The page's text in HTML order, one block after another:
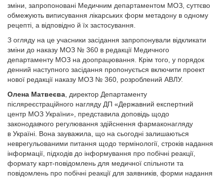
зміни, запропоновані Медичним департаментом МОЗ, суттєво
обмежують виписування лікарських форм метадону в одному
рецепті, а відповідно й їх застосування.
З огляду на це учасники засідання запропонували відкликати
зміни до наказу МОЗ № 360 в редакції Медичного
департаменту МОЗ на доопрацювання. Крім того, у порядок
денний наступного засідання пропонується включити проект
нової редакції наказу МОЗ № 360, розроблений АВЛУ.
Олена Матвеєва , директор Департаменту
післяреєстраційного нагляду ДП «Державний експертний
центр МОЗ України», представила доповідь щодо
законодавчого регулювання здійснення фармаконагляду
в Україні. Вона зауважила, що на сьогодні залишаються
неврегульованими питання щодо термінології, строків надання
інформації, підходів до інформування про побічні реакції,
формату карт-повідомлень для медичної спільноти та
повідомлень про побічні реакції для заявників, форми надання